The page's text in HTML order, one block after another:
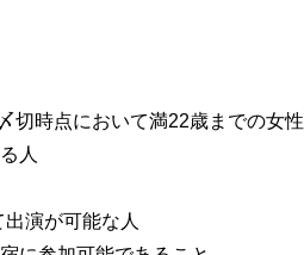
時点において満22歳までの女性
人
演が可能な人